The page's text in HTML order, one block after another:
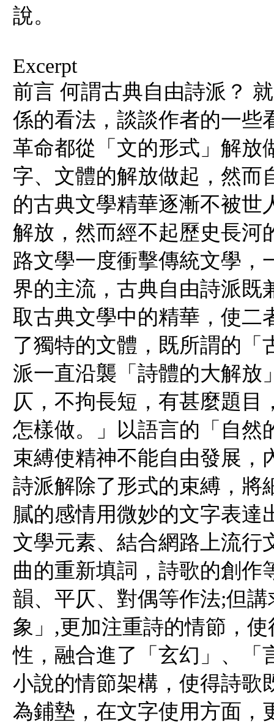
說。
Excerpt
前言 何謂古典自由詩派？
係的看法，談談作者的一些
革命都從「文的形式」解放
字、文體的解放做起，然而
的古典文學精華逐漸不被世
解放，然而經不起歷史長河
路文學一度衝擊傳統文學，
界的主流，古典自由詩派既
取古典文學中的精華，使二
了獨特的文體，既所謂的「
派一直沿襲「詩體的大解放
仄，不拘長短，有甚麼題目
怎樣做。」以語言的「自然
束縛使精神不能自由發展，
詩派解除了形式的束縛，將
膩的感情用微妙的文字表達
文學元素、結合網路上流行
曲的重新填詞，詩歌的創作
韻、平仄、對偶等作法;但
象」,更加注重詩的情節，
性，融合進了「玄幻」、「
小說的情節架構，使得詩歌
為鋪墊，在文字使用方面，